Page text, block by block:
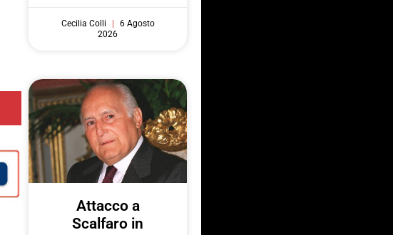
Cecilia Colli
6 Agosto
2026
Attacco a
Scalfaro in